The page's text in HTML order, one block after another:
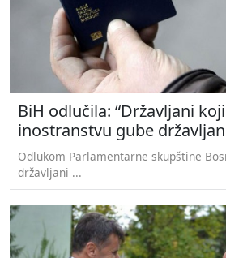
BiH odlučila: “Državljani
inostranstvu gube
Odlukom Parlamentarne skupštine
državljani ...